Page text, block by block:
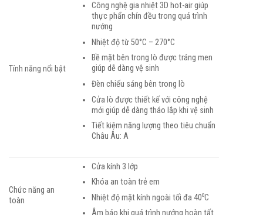
Tính năng nổi bật
Công nghệ gia nhiệt 3D hot-air giúp
thực phẩn chín đều trong quá trình
nướng
Nhiệt độ từ 50°C – 270°C
Bề mặt bên trong lò được tráng men
giúp dễ dàng vệ sinh
Đèn chiếu sáng bên trong lò
Cửa lò được thiết kế với công nghệ
mới giúp dễ dàng tháo lắp khi vệ sinh
Tiết kiệm năng lượng theo tiêu chuẩn
Châu Âu: A
Chức năng an
toàn
Cửa kính 3 lớp
Khóa an toàn trẻ em
Nhiệt độ mặt kính ngoài tối đa 40oC